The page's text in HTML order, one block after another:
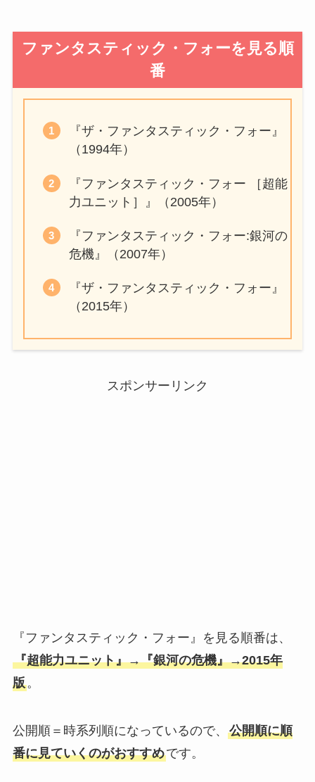
ファンタスティック・フォーを見る順
番
『ザ・ファンタスティック・フォー』
（1994年）
『ファンタスティック・フォー ［超能
力ユニット］』（2005年）
『ファンタスティック・フォー:銀河の
危機』（2007年）
『ザ・ファンタスティック・フォー』
（2015年）
スポンサーリンク
『ファンタスティック・フォー』を見る順番は、
『超能力ユニット』→『銀河の危機』→2015年
版。
公開順＝時系列順になっているので、 公開順に順
番に見ていくのがおすすめです。